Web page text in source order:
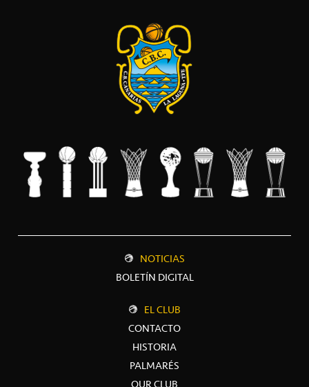
NOTICIAS
BOLETÍN DIGITAL
EL CLUB
CONTACTO
HISTORIA
PALMARÉS